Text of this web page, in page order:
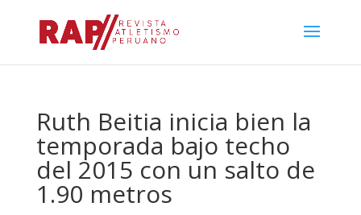
Ruth Beitia inicia bien la
temporada bajo techo
del 2015 con un salto de
1.90 metros